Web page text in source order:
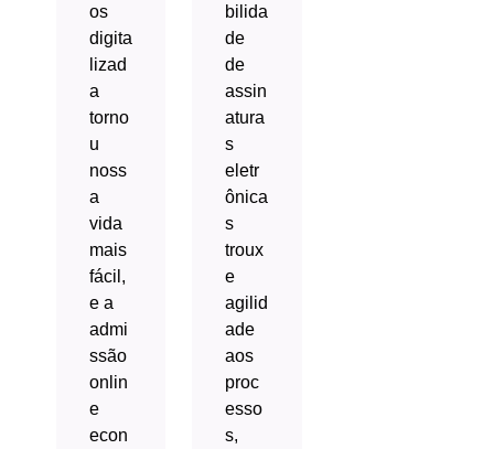
os
digita
lizad
a
torno
u
noss
a
vida
mais
fácil,
e a
admi
ssão
onlin
e
econ
bilida
de
de
assin
atura
s
eletr
ônica
s
troux
e
agilid
ade
aos
proc
esso
s,